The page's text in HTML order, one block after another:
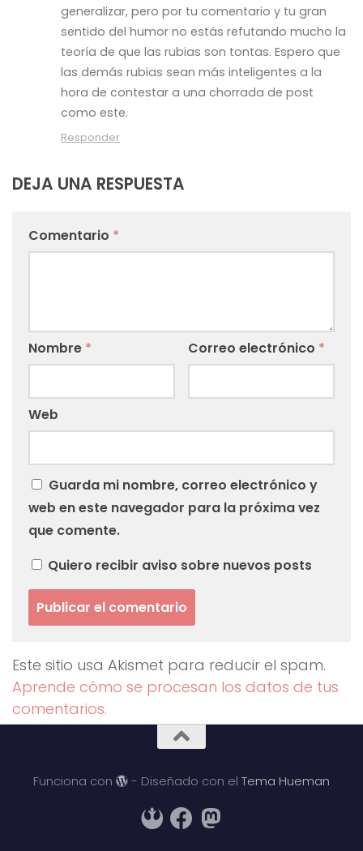
generalizar, pero por tu comentario y tu gran
sentido del humor no estás refutando mucho la
teoría de que las rubias son tontas. Espero que
las demás rubias sean más inteligentes a la
hora de contestar a una chorrada de post
como este.
Responder
DEJA UNA RESPUESTA
Comentario *
Nombre * Correo electrónico *
Web
Guarda mi nombre, correo electrónico y
web en este navegador para la próxima vez
que comente.
Quiero recibir aviso sobre nuevos posts
Este sitio usa Akismet para reducir el spam.
Aprende cómo se procesan los datos de tus
comentarios.
Funciona con - Diseñado con el Tema Hueman